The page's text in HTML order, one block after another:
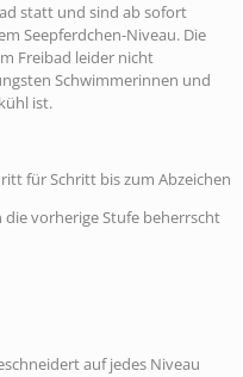
statt und sind ab sofort
Seepferdchen-Niveau. Die
Freibad leider nicht
Schwimmerinnen und
ist.
für Schritt bis zum Abzeichen
vorherige Stufe beherrscht
auf jedes Niveau